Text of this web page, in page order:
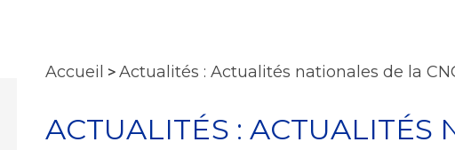
Accueil >Actualités : Actualités nationales de la
ACTUALITÉS : ACTUALITÉS